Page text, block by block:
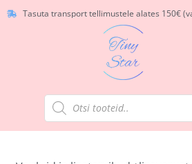
Tasuta transport tellimustele alates 150€